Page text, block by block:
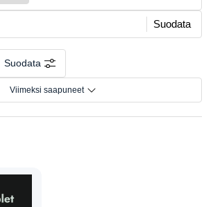
Suodata
Suodata
Viimeksi saapuneet